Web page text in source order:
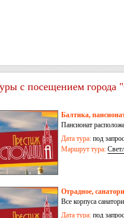
с посещением города
Балтика,
Пансионат
Дата тура: под запрос
Маршрут тура:
Отрадное,
Все корпуса
Дата тура: под запрос